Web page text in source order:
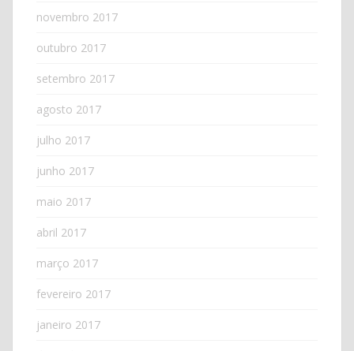
novembro 2017
outubro 2017
setembro 2017
agosto 2017
julho 2017
junho 2017
maio 2017
abril 2017
março 2017
fevereiro 2017
janeiro 2017